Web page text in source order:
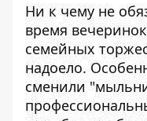
Ни к чему не
время
семейных
надоело.
сменили